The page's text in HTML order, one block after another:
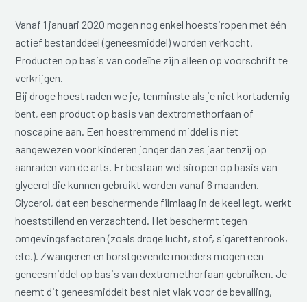
Vanaf 1 januari 2020 mogen nog enkel hoestsiropen met één
actief bestanddeel (geneesmiddel) worden verkocht.
Producten op basis van codeïne zijn alleen op voorschrift te
verkrijgen.
Bij droge hoest raden we je, tenminste als je niet kortademig
bent, een product op basis van dextromethorfaan of
noscapine aan. Een hoestremmend middel is niet
aangewezen voor kinderen jonger dan zes jaar tenzij op
aanraden van de arts. Er bestaan wel siropen op basis van
glycerol die kunnen gebruikt worden vanaf 6 maanden.
Glycerol, dat een beschermende filmlaag in de keel legt, werkt
hoeststillend en verzachtend. Het beschermt tegen
omgevingsfactoren (zoals droge lucht, stof, sigarettenrook,
etc.). Zwangeren en borstgevende moeders mogen een
geneesmiddel op basis van dextromethorfaan gebruiken. Je
neemt dit geneesmiddelt best niet vlak voor de bevalling,